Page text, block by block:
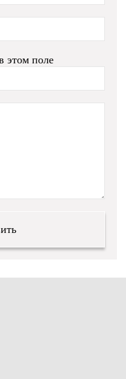
этом поле